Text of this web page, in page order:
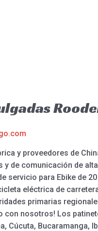
y proveedores de
de comunicación de
servicio para Ebike de
eléctrica de
primarias
con nosotros! Los
Cúcuta, Bucaramanga,